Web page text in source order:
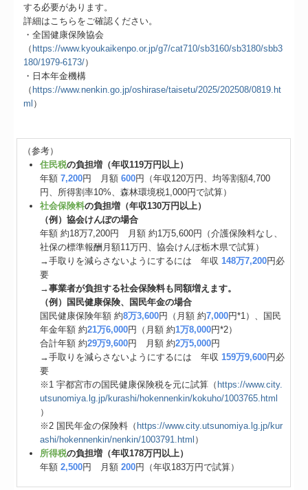
する必要があります。
詳細はこちらをご確認ください。
・全国健康保険協会
（ https://www.kyoukaikenpo.or.jp/g7/cat710/sb3160/sb3180/sbb3
180/1979-6173/）
・日本年金機構
（ https://www.nenkin.go.jp/oshirase/taisetu/2025/202508/0819.ht
ml ）
（参考）
住民税の負担増（年収119万円以上）
年額7,200円 月額600円（年収120万円、均等割額4,700
円、所得割率10%、森林環境税1,000円で試算）
社会保険料の負担増（年収130万円以上）
（例）協会けんぽの場合
年額 約18万7,200円 月額 約1万5,600円（介護保険料なし、
社保の標準報酬月額11万円、協会けんぽ栃木県で試算）
→手取りを減らさないようにするには 年収148万7,200円必
要
→事業者が負担する社会保険料も同額増えます。
（例）国民健康保険、国民年金の場合
国民健康保険年額 約8万3,600円（月額 約7,000円*1）、国民
年金年額 約21万6,000円（月額 約1万8,000円*2）
合計年額 約29万9,600円 月額 約2万5,000円
→手取りを減らさないようにするには 年収159万9,600円必
要
※1 宇都宮市の国民健康保険税を元に試算（ https://www.city.
utsunomiya.lg.jp/kurashi/hokennenkin/kokuho/1003765.html
）
※2 国民年金の保険料（ https://www.city.utsunomiya.lg.jp/kur
ashi/hokennenkin/nenkin/1003791.html ）
所得税の負担増（年収178万円以上）
年額2,500円 月額200円（年収183万円で試算）